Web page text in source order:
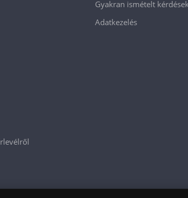
Gyakran ismételt kérdések
Adatkezelés